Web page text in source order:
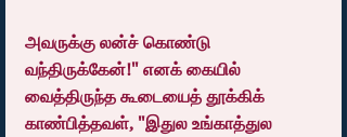
அவருக்கு லன்ச் கொண்டு
வந்திருக்கேன்!" எனக் கையில்
வைத்திருந்த கூடையைத் தூக்கிக்
காண்பித்தவள், "இதுல உங்காத்துல